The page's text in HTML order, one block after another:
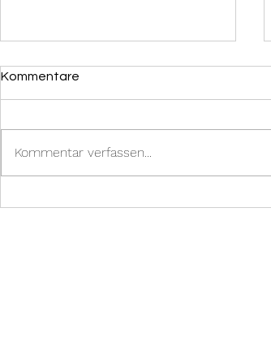
Kommentare
Kommentar verfassen...